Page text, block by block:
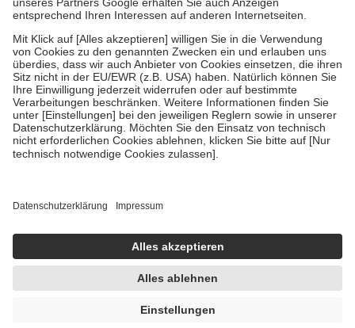
Um das Engagement der Versicherten für ihre eigene Gesundheit zu
stärken und die besondere Stellung der Familie zu unterstützen,
fallenkeine Zuzahlungenan bei:
• Kindern und Jugendlichen bis zum vollendeten 18. Lebensjahr
mit Ausnahme der Fahrkosten
• Untersuchungen zur Vorsorge und Früherkennung, die von der
GKV getragen werden
• empfohlenen Schutzimpfungen
• Harn- und Blutteststreifen
getroffen, um sicherzustellen, dass es sich um echte Bewertungen
https://help.etrusted.com/hc/de/articles/4419944605341
Einige Bilder und Inhalte wurden unter Zuhilfenahme künstlicher